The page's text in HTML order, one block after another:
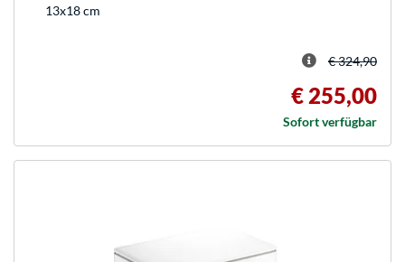
13x18 cm
€ 324,90
€ 255,00
Sofort verfügbar